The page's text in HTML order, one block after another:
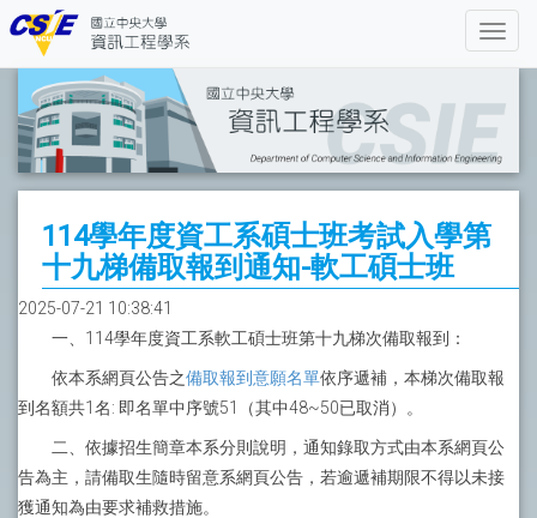
114學年度資工系碩士班考試入學第
十九梯備取報到通知-軟工碩士班
2025-07-21 10:38:41
一、114學年度資工系軟工碩士班第十九梯次備取報到：
依本系網頁公告之備取報到意願名單依序遞補，本梯次備取報
到名額共1名: 即名單中序號51（其中48~50已取消）。
二、依據招生簡章本系分則說明，通知錄取方式由本系網頁公
告為主，請備取生隨時留意系網頁公告，若逾遞補期限不得以未接
獲通知為由要求補救措施。